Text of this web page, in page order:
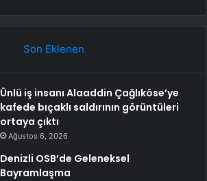
Son Eklenen
Ünlü iş insanı Alaaddin Çağlıköse’ye
kafede bıçaklı saldırının görüntüleri
ortaya çıktı
Ağustos 6, 2026
Denizli OSB’de Geleneksel
Bayramlaşma